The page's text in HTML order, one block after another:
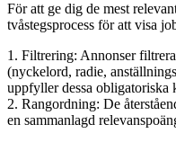
För att ge dig de mest
tvåstegsprocess för att visa
1. Filtrering: Annonser
(nyckelord, radie,
uppfyller dessa obligatoriska
2. Rangordning: De
en sammanlagd